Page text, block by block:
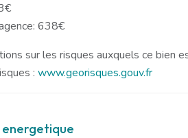
638€
sur les risques auxquels ce bien
: www.georisques.gouv.fr
energetique